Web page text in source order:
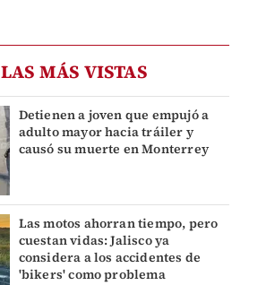
LAS MÁS VISTAS
Detienen a joven que empujó a
adulto mayor hacia tráiler y
causó su muerte en Monterrey
Las motos ahorran tiempo, pero
cuestan vidas: Jalisco ya
considera a los accidentes de
'bikers' como problema